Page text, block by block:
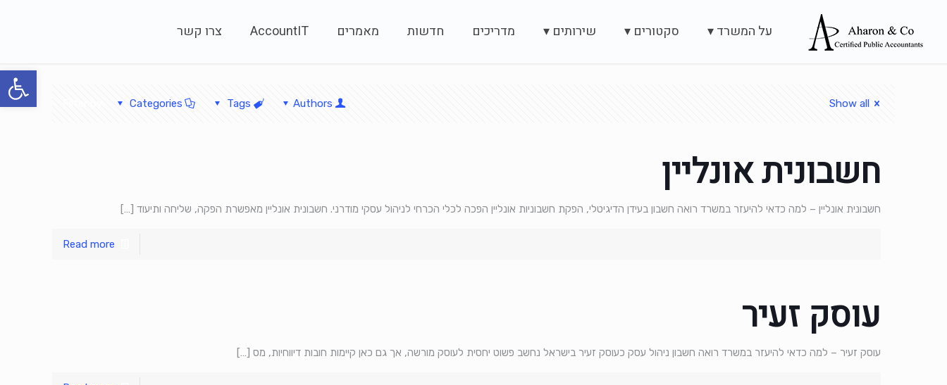
פתח
על המשרד ▾ סקטורים ▾ שירותים ▾ מדריכים חדשות מאמרים AccountIT צרו קשר
Categories Tags Authors Show all
חשבונית אונליין
חשבונית אונליין – למה כדאי להיעזר במשרד רואה חשבון בעידן הדיגיטלי, הפקת חשבוניות אונליין הפכה לכלי הכרחי לניהול עסקי מודרני. חשבונית אונליין מאפשרת הפקה, שליחה ותיעוד […]
Read more
עוסק זעיר
עוסק זעיר – למה כדאי להיעזר במשרד רואה חשבון ניהול עסק כעוסק זעיר בישראל נחשב פשוט יחסית לעוסק מורשה, אך גם כאן קיימות חובות דיווחיות, מס […]